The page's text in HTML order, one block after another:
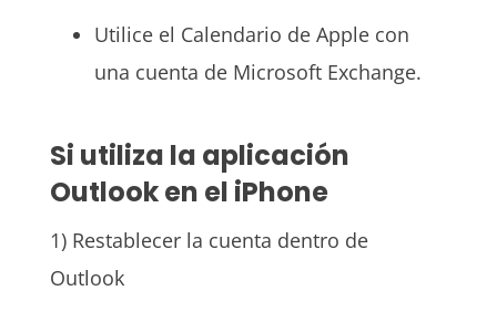
Utilice el Calendario de Apple con
una cuenta de Microsoft Exchange.
Si utiliza la aplicación
Outlook en el iPhone
1) Restablecer la cuenta dentro de
Outlook